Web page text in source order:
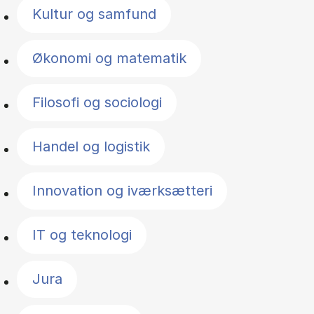
Kultur og samfund
Økonomi og matematik
Filosofi og sociologi
Handel og logistik
Innovation og iværksætteri
IT og teknologi
Jura